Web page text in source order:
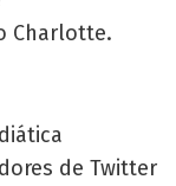
Charlotte.
de Twitter